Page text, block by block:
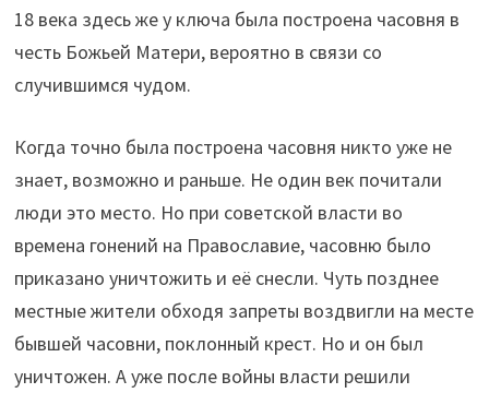
18 века здесь же у ключа была построена часовня в
честь Божьей Матери, вероятно в связи со
случившимся чудом.
Когда точно была построена часовня никто уже не
знает, возможно и раньше. Не один век почитали
люди это место. Но при советской власти во
времена гонений на Православие, часовню было
приказано уничтожить и её снесли. Чуть позднее
местные жители обходя запреты воздвигли на месте
бывшей часовни, поклонный крест. Но и он был
уничтожен. А уже после войны власти решили